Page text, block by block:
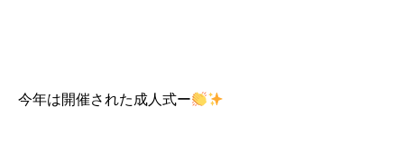
今年は開催された成人式ー